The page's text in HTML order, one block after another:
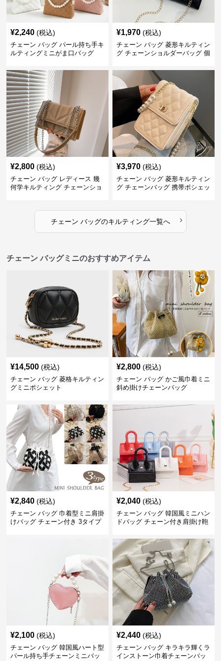
¥2,240 (税込)
チェーン バッグ パール持ち手キ
ルティングミニがま口バッグ
¥1,970 (税込)
チェーン バッグ 菱形キルティン
グ チェーンショルダーバッグ 個
¥2,800 (税込)
チェーン バッグ レディース 幾
何学キルティング チェーンショ
¥3,970 (税込)
チェーン バッグ 菱形キルティン
グ チェーンバッグ 携帯ポシェッ
チェーン バッグのキルティング一覧へ ›
チェーン バッグミニのおすすめアイテム
¥14,500 (税込)
チェーン バッグ 菱格キルティン
グミニポシェット
¥2,800 (税込)
チェーン バッグ かご風巾着ミニ
斜め掛けチェーンバッグ
¥2,840 (税込)
チェーン バッグ 巾着型ミニ肩掛
けバッグ チェーン付き 3タイプ
¥2,040 (税込)
チェーン バッグ 韓国風ミニハン
ドバッグ チェーン付き肩掛け鞄
¥2,100 (税込)
チェーン バッグ 韓国風ハート型
パール持ち手チェーンミニバッ
¥2,440 (税込)
チェーン バッグ キラキラ輝くラ
インストーン巾着チェーンバッ